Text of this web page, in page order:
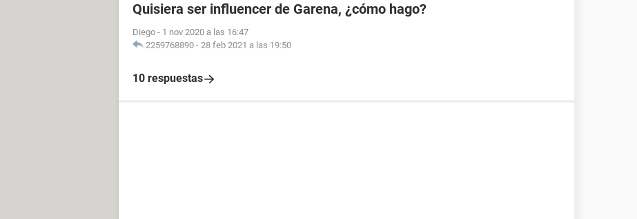
Quisiera ser influencer de Garena, ¿cómo hago?
Diego - 1 nov 2020 a las 16:47
2259768890 - 28 feb 2021 a las 19:50
10 respuestas